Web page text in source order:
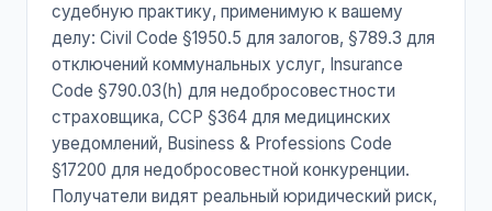
судебную практику, применимую к вашему
делу: Civil Code §1950.5 для залогов, §789.3 для
отключений коммунальных услуг, Insurance
Code §790.03(h) для недобросовестности
страховщика, CCP §364 для медицинских
уведомлений, Business & Professions Code
§17200 для недобросовестной конкуренции.
Получатели видят реальный юридический риск,